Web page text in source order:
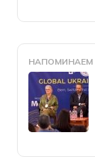
НАПОМИНАЕМ